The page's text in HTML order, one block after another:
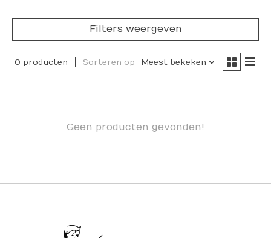
Filters weergeven
0 producten Sorteren op Meest bekeken
Geen producten gevonden!